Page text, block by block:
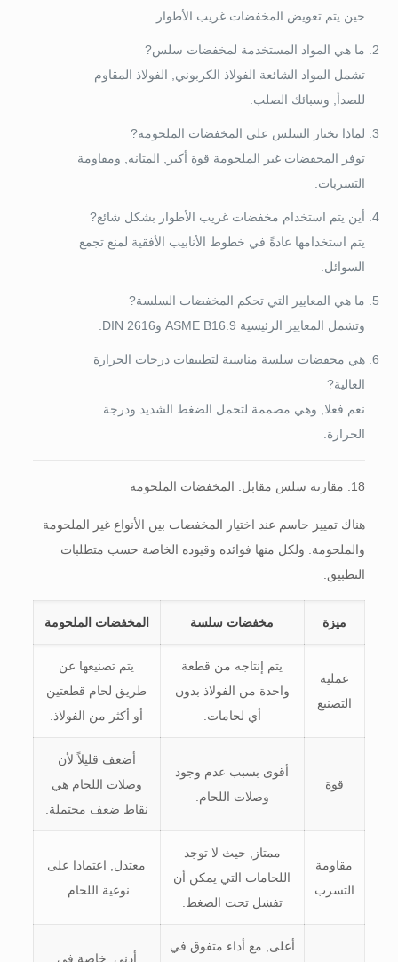
حين يتم تعويض المخفضات غريب الأطوار.
ما هي المواد المستخدمة لمخفضات سلس?
تشمل المواد الشائعة الفولاذ الكربوني, الفولاذ المقاوم
للصدأ, وسبائك الصلب.
لماذا تختار السلس على المخفضات الملحومة?
توفر المخفضات غير الملحومة قوة أكبر, المتانه, ومقاومة
التسربات.
أين يتم استخدام مخفضات غريب الأطوار بشكل شائع?
يتم استخدامها عادةً في خطوط الأنابيب الأفقية لمنع تجمع
السوائل.
ما هي المعايير التي تحكم المخفضات السلسة?
وتشمل المعايير الرئيسية ASME B16.9 وDIN 2616.
هي مخفضات سلسة مناسبة لتطبيقات درجات الحرارة
العالية?
نعم فعلا, وهي مصممة لتحمل الضغط الشديد ودرجة
الحرارة.
18. مقارنة سلس مقابل. المخفضات الملحومة
هناك تمييز حاسم عند اختيار المخفضات بين الأنواع غير الملحومة
والملحومة. ولكل منها فوائده وقيوده الخاصة حسب متطلبات
التطبيق.
ميزة مخفضات سلسة المخفضات الملحومة
عملية
التصنيع
يتم إنتاجه من قطعة
واحدة من الفولاذ بدون
أي لحامات.
يتم تصنيعها عن
طريق لحام قطعتين
أو أكثر من الفولاذ.
قوة
أقوى بسبب عدم وجود
وصلات اللحام.
أضعف قليلاً لأن
وصلات اللحام هي
نقاط ضعف محتملة.
مقاومة
التسرب
ممتاز, حيث لا توجد
اللحامات التي يمكن أن
تفشل تحت الضغط.
معتدل, اعتمادا على
نوعية اللحام.
أعلى, مع أداء متفوق في
أدنى, خاصة في